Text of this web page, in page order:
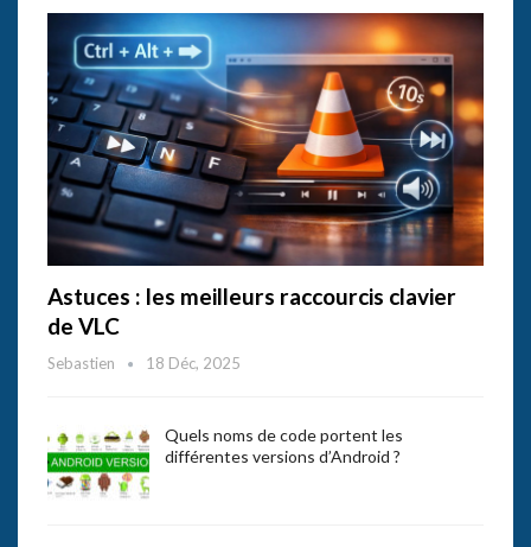
Astuces : les meilleurs raccourcis clavier
de VLC
Sebastien 18 Déc, 2025
Quels noms de code portent les
différentes versions d’Android ?